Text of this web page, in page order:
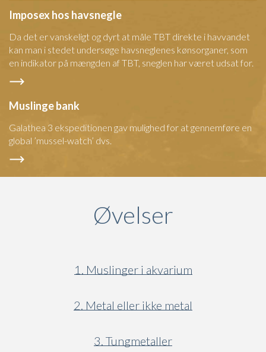
Imposex hos havsnegle
Da det er vanskeligt og dyrt at måle TBT direkte i havvandet
kan man i stedet undersøge havsneglenes kønsorganer, som
en indikator på mængden af TBT, sneglen har været udsat for.
Muslinge bank
Galathea 3 ekspeditionen gav mulighed for at gennemføre en
global ’mussel-watch’ dvs.
Øvelser
1. Muslinger i akvarium
2. Metal eller ikke metal
3. Tungmetaller